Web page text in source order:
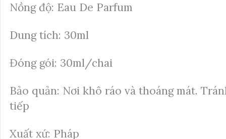
Nồng độ: Eau De Parfum
Dung tích: 30ml
Đóng gói: 30ml/chai
Bảo quản: Nơi khô ráo và thoáng mát.
tiếp
Xuất xứ: Pháp